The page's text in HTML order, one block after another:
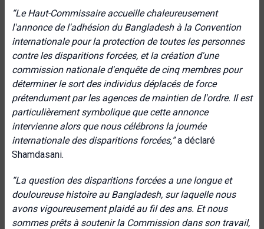
“Le Haut-Commissaire accueille chaleureusement
l'annonce de l'adhésion du Bangladesh à la Convention
internationale pour la protection de toutes les personnes
contre les disparitions forcées, et la création d'une
commission nationale d'enquête de cinq membres pour
déterminer le sort des individus déplacés de force
prétendument par les agences de maintien de l'ordre. Il est
particulièrement symbolique que cette annonce
intervienne alors que nous célébrons la journée
internationale des disparitions forcées,”a déclaré
Shamdasani.
“La question des disparitions forcées a une longue et
douloureuse histoire au Bangladesh, sur laquelle nous
avons vigoureusement plaidé au fil des ans. Et nous
sommes prêts à soutenir la Commission dans son travail,